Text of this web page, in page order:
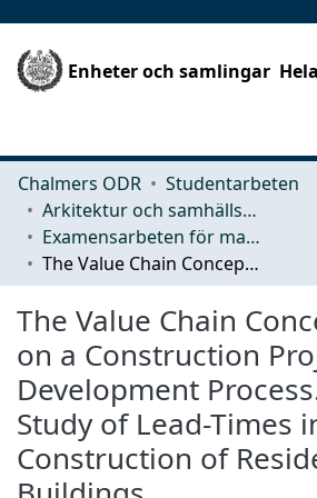
Enheter och samlingar
Chalmers ODR
Studentarbeten
Arkitektur och samhällsbyggnadsteknik (ACE)
Examensarbeten för masterexamen
The Value Chain Concept Applied on a Construction Project Development Process. - A Case Study of Lead-Times in Construction of Residential Buildings.
The Value Chain
on a Construction
Development
Study of Lead-Times
Construction of